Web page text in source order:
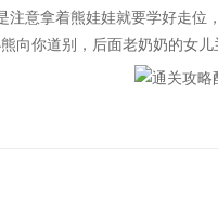
意拿着熊娃娃就要学好走位
你道别，后面老奶奶的女儿